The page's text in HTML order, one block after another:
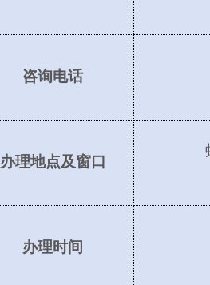
咨询电话
办理地点及窗口
办理时间